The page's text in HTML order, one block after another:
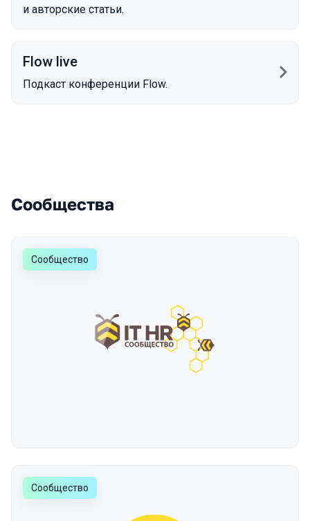
и авторские статьи.
Flow live
Подкаст конференции Flow.
Сообщества
Сообщество
Сообщество